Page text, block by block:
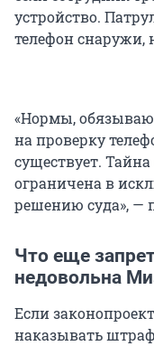
устройство.
телефон снаружи,
«Нормы,
на проверку
существует.
ограничена в
решению суда», —
Что еще
недовольна
Если
наказывать